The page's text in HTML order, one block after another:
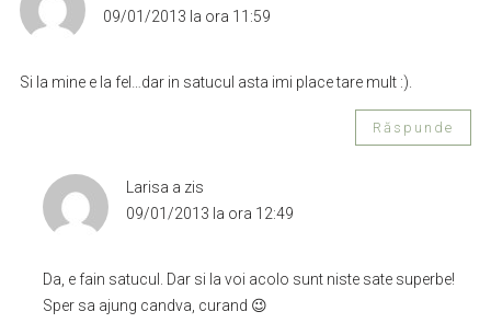
09/01/2013 la ora 11:59
Si la mine e la fel…dar in satucul asta imi place tare mult :).
Răspunde
Larisa a zis
09/01/2013 la ora 12:49
Da, e fain satucul. Dar si la voi acolo sunt niste sate superbe!
Sper sa ajung candva, curand 😉